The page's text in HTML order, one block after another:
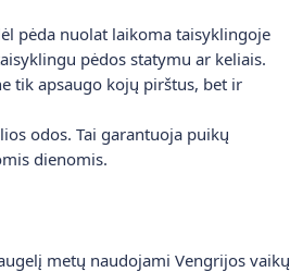
pėda nuolat laikoma taisyklingoje
pėdos statymu ar keliais.
tik apsaugo kojų pirštus, bet ir
odos. Tai garantuoja puikų
dienomis.
metų naudojami Vengrijos vaikų